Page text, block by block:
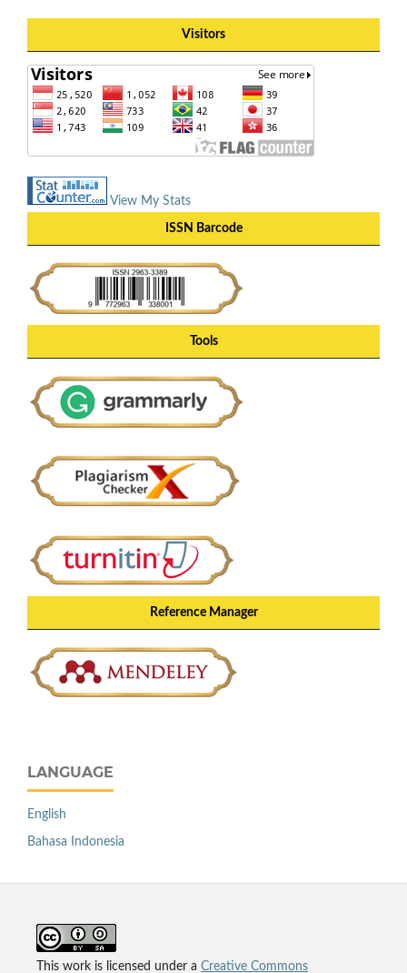
Visitors
View My Stats
ISSN Barcode
Tools
Reference Manager
LANGUAGE
English
Bahasa Indonesia
This work is licensed under a Creative Commons